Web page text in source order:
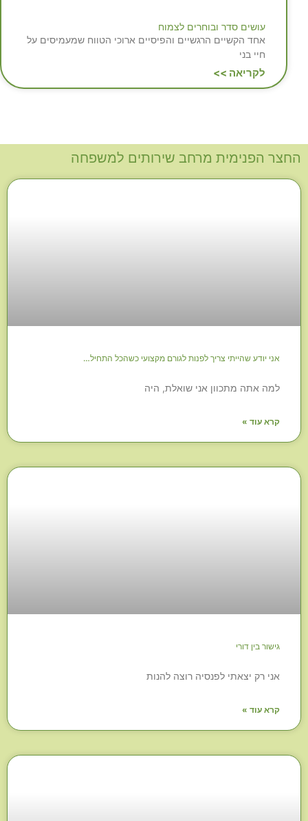
עושים סדר ובוחרים לצמוח
אחד הקשיים הרגשיים והפיסיים ארוכי הטווח שמעמיסים על
חיי בני
לקריאה >>
החצר הפנימית מרחב שירותים למשפחה
אני יודע שהייתי צריך לפנות לגורם מקצועי כשהכל התחיל…
למה אתה מתכוון אני שואלת, היה
קרא עוד »
גישור בין דורי
אני רק יצאתי לפנסיה רוצה להנות
קרא עוד »